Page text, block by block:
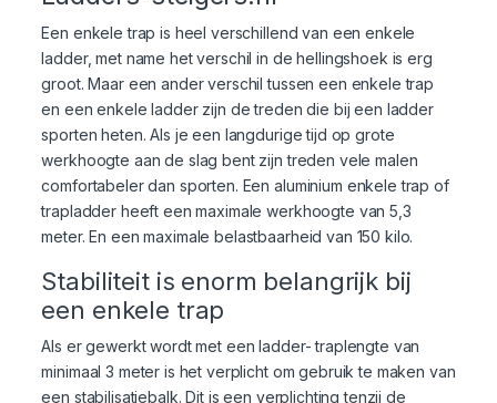
Een enkele trap is heel verschillend van een enkele
ladder, met name het verschil in de hellingshoek is erg
groot. Maar een ander verschil tussen een enkele trap
en een enkele ladder zijn de treden die bij een ladder
sporten heten. Als je een langdurige tijd op grote
werkhoogte aan de slag bent zijn treden vele malen
comfortabeler dan sporten. Een aluminium enkele trap of
trapladder heeft een maximale werkhoogte van 5,3
meter. En een maximale belastbaarheid van 150 kilo.
Stabiliteit is enorm belangrijk bij
een enkele trap
Als er gewerkt wordt met een ladder- traplengte van
minimaal 3 meter is het verplicht om gebruik te maken van
een stabilisatiebalk. Dit is een verplichting tenzij de